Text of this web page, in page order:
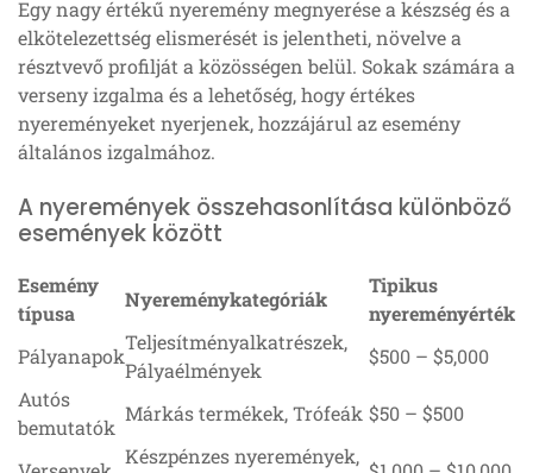
Egy nagy értékű nyeremény megnyerése a készség és a
elkötelezettség elismerését is jelentheti, növelve a
résztvevő profilját a közösségen belül. Sokak számára a
verseny izgalma és a lehetőség, hogy értékes
nyereményeket nyerjenek, hozzájárul az esemény
általános izgalmához.
A nyeremények összehasonlítása különböző
események között
Esemény
típusa
Nyereménykategóriák
Tipikus
nyereményérték
Pályanapok
Teljesítményalkatrészek,
Pályaélmények
$500 – $5,000
Autós
bemutatók
Márkás termékek, Trófeák $50 – $500
Készpénzes nyeremények,